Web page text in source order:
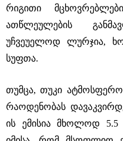
რიგითი
ათწლეულების
უჩვეუელოდ ლურჯია,
სუფთა.
თუმცა, თუკი
რაოდენობას
ის ემისია მხოლოდ 5.5